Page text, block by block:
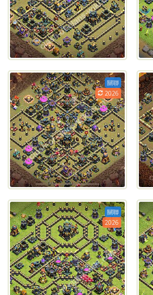
關聯
2026
關聯
2026